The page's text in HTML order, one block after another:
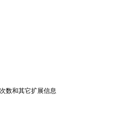
和其它扩展信息